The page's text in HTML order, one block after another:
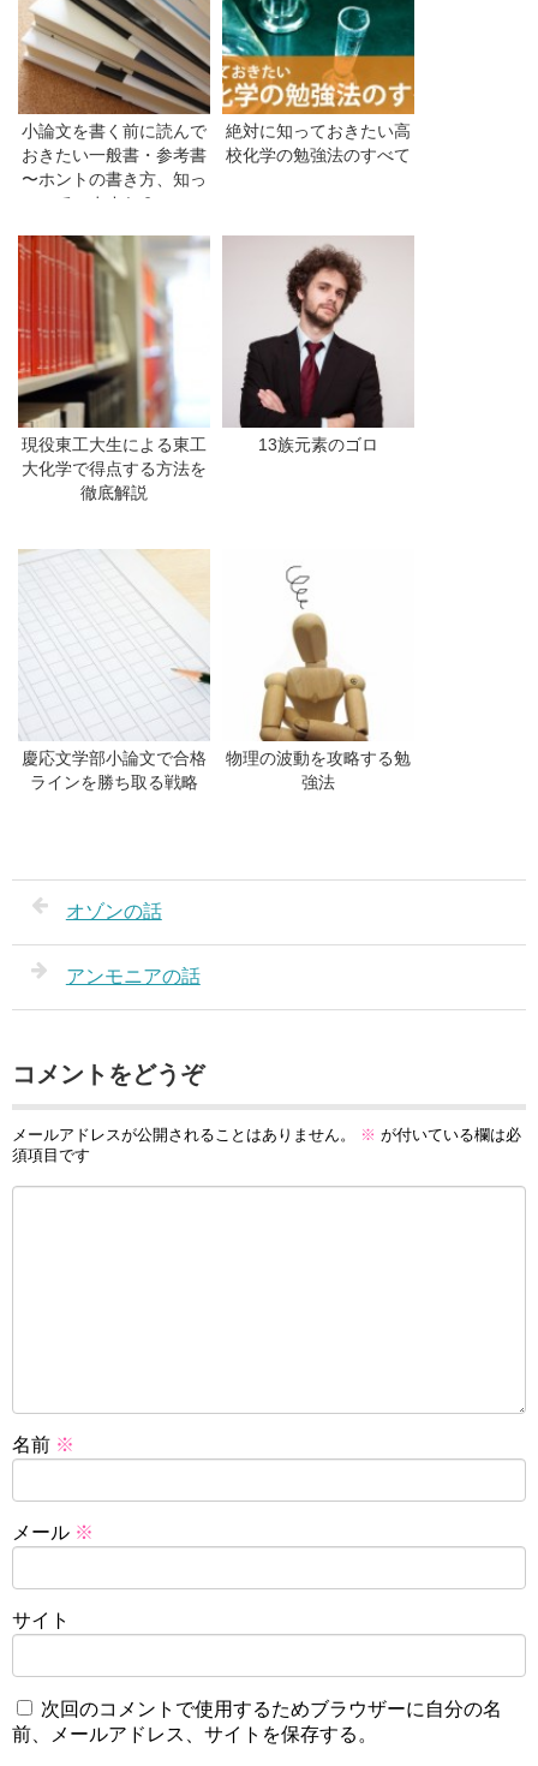
小論文を書く前に読んで
おきたい一般書・参考書
〜ホントの書き方、知っ
ていますか？〜
絶対に知っておきたい高
校化学の勉強法のすべて
現役東工大生による東工
大化学で得点する方法を
徹底解説
13族元素のゴロ
慶応文学部小論文で合格
ラインを勝ち取る戦略
物理の波動を攻略する勉
強法
オゾンの話
アンモニアの話
コメントをどうぞ
メールアドレスが公開されることはありません。 ※ が付いている欄は必
須項目です
名前 ※
メール ※
サイト
次回のコメントで使用するためブラウザーに自分の名
前、メールアドレス、サイトを保存する。